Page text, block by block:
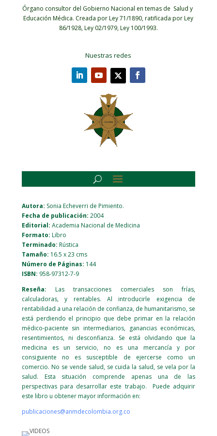
Órgano consultor del Gobierno Nacional en temas de Salud y
Educación Médica. Creada por Ley 71/1890, ratificada por Ley
86/1928, Ley 02/1979, Ley 100/1993.
Nuestras redes
Autora: Sonia Echeverri de Pimiento.
Fecha de publicación: 2004
Editorial: Academia Nacional de Medicina
Formato: Libro
Terminado: Rústica
Tamaño: 16.5 x 23 cms
Número de Páginas: 144
ISBN: 958-97312-7-9
Reseña: Las transacciones comerciales son frías,
calculadoras, y rentables. Al introducirle exigencia de
rentabilidad a una relación de confianza, de humanitarismo, se
está perdiendo el principio que debe primar en la relación
médico-paciente sin intermediarios, ganancias económicas,
resentimientos, ni desconfianza. Se está olvidando que la
medicina es un servicio, no es una mercancía y por
consiguiente no es susceptible de ejercerse como un
comercio. No se vende salud, se cuida la salud, se vela por la
salud. Esta situación comprende apenas una de las
perspectivas para desarrollar este trabajo. Puede adquirir
este libro u obtener mayor información en:
publicaciones@anmdecolombia.org.co